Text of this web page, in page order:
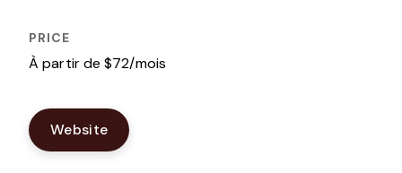
À partir de $72/mois
Website